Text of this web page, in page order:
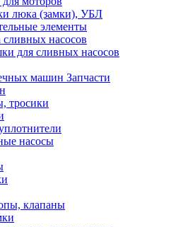
люка (замки), УБЛ
элементы
сливных насосов
для сливных насосов
Запчасти
тросики
насосы
клапаны